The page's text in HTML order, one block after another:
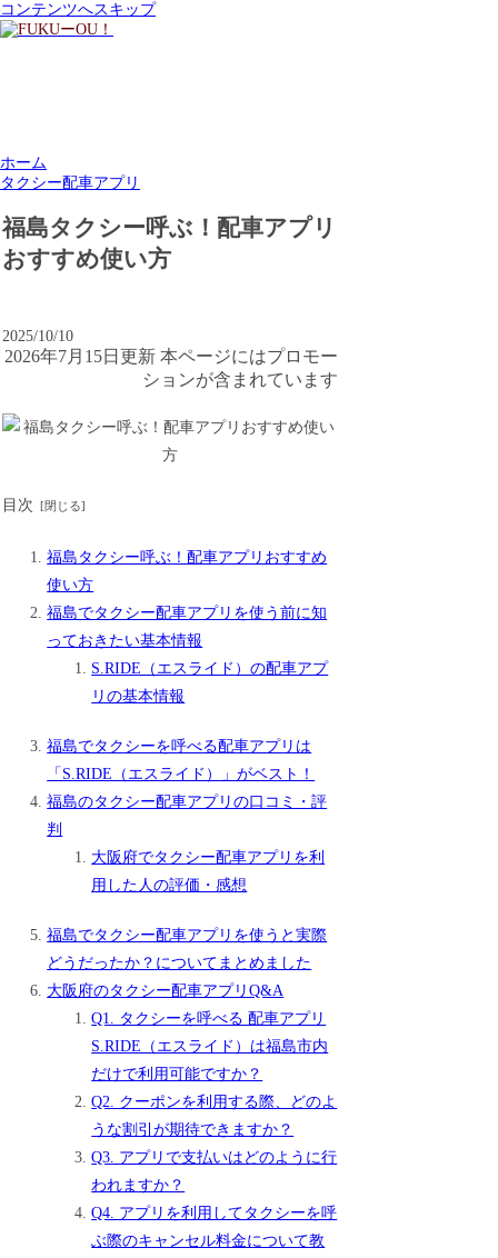
コンテンツへスキップ
ホーム
タクシー配車アプリ
福島タクシー呼ぶ！配車アプリ
おすすめ使い方
2025/10/10
2026年7月15日更新 本ページにはプロモー
ションが含まれています
目次
福島タクシー呼ぶ！配車アプリおすすめ
使い方
福島でタクシー配車アプリを使う前に知
っておきたい基本情報
S.RIDE（エスライド）の配車アプ
リの基本情報
福島でタクシーを呼べる配車アプリは
「S.RIDE（エスライド）」がベスト！
福島のタクシー配車アプリの口コミ・評
判
大阪府でタクシー配車アプリを利
用した人の評価・感想
福島でタクシー配車アプリを使うと実際
どうだったか？についてまとめました
大阪府のタクシー配車アプリQ&A
Q1. タクシーを呼べる 配車アプリ
S.RIDE（エスライド）は福島市内
だけで利用可能ですか？
Q2. クーポンを利用する際、どのよ
うな割引が期待できますか？
Q3. アプリで支払いはどのように行
われますか？
Q4. アプリを利用してタクシーを呼
ぶ際のキャンセル料金について教